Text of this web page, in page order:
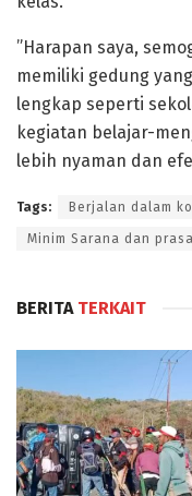
​”Harapan saya,
memiliki gedung
lengkap seperti
kegiatan belajar-
lebih nyaman dan
Tags: Berjalan dalam
Minim Sarana dan
BERITATERKAIT